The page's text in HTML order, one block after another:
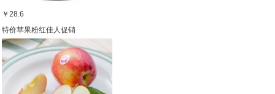
￥28.6
特价苹果粉红佳人促销